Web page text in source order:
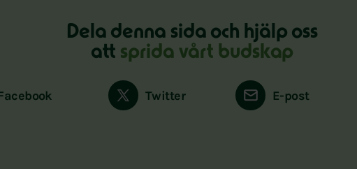
Dela denna sida och hjälp oss
att sprida vårt budskap
Twitter E-post